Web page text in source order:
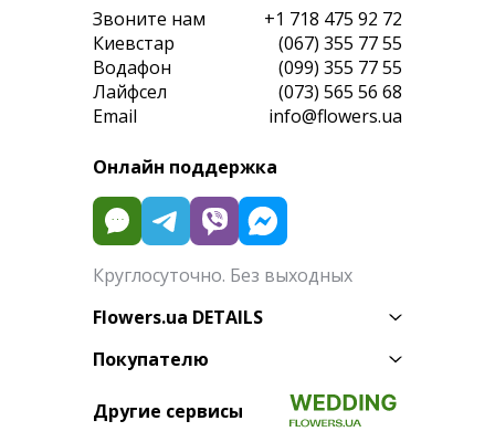
Звоните нам
+1 718 475 92 72
Киевстар
(067) 355 77 55
Водафон
(099) 355 77 55
Лайфсел
(073) 565 56 68
Email
info@flowers.ua
Онлайн поддержка
Круглосуточно. Без выходных
Flowers.ua DETAILS
Покупателю
Другие сервисы